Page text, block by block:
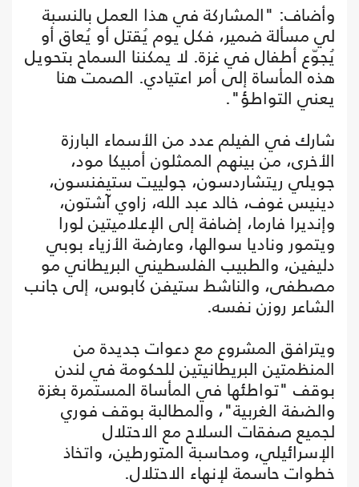
وأضاف: "المشاركة في هذا العمل بالنسبة
لي مسألة ضمير، فكل يوم يُقتل أو يُعاق أو
يُجوّع أطفال في غزة. لا يمكننا السماح بتحويل
هذه المأساة إلى أمر اعتيادي. الصمت هنا
يعني التواطؤ".
شارك في الفيلم عدد من الأسماء البارزة
الأخرى، من بينهم الممثلون أمبيكا مود،
جويلي ريتشاردسون، جولييت ستيفنسون،
دينيس غوف، خالد عبد الله، زاوي آشتون،
وإنديرا فارما، إضافة إلى الإعلاميتين لورا
ويتمور وناديا سوالها، وعارضة الأزياء بوبي
دليفين، والطبيب الفلسطيني البريطاني مو
مصطفى، والناشط ستيفن كابوس، إلى جانب
الشاعر روزن نفسه.
ويترافق المشروع مع دعوات جديدة من
المنظمتين البريطانيتين للحكومة في لندن
بوقف "تواطئها في المأساة المستمرة بغزة
والضفة الغربية"، والمطالبة بوقف فوري
لجميع صفقات السلاح مع الاحتلال
الإسرائيلي، ومحاسبة المتورطين، واتخاذ
خطوات حاسمة لإنهاء الاحتلال.